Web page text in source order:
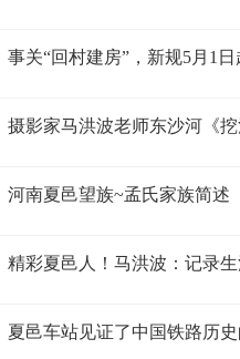
事关“回村建房”，新规5月1日
摄影家马洪波老师东沙河《
河南夏邑望族~孟氏家族简述
精彩夏邑人！马洪波：记录
夏邑车站见证了中国铁路历